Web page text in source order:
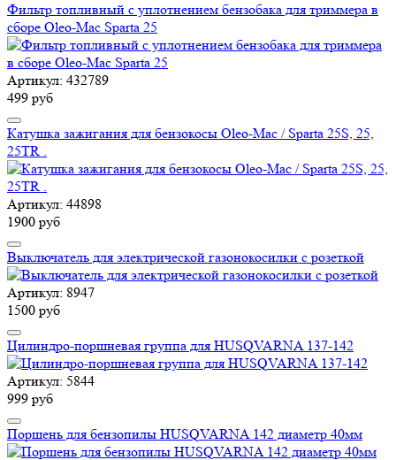
Фильтр топливный с уплотнением бензобака для триммера в
сборе Oleo-Mac Sparta 25
Артикул: 432789
499 руб
Катушка зажигания для бензокосы Oleo-Mac / Sparta 25S, 25,
25TR .
Артикул: 44898
1900 руб
Выключатель для электрической газонокосилки с розеткой
Артикул: 8947
1500 руб
Цилиндро-поршневая группа для HUSQVARNA 137-142
Артикул: 5844
999 руб
Поршень для бензопилы HUSQVARNA 142 диаметр 40мм